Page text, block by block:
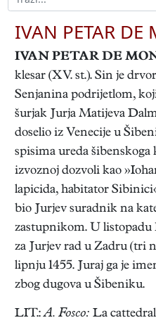
IVAN PETAR DE
IVAN PETAR DE
klesar (XV. st.). Sin je
Senjanina podrijetlom,
šurjak Jurja Matijeva
doselio iz Venecije u
spisima ureda šibenskoga
izvoznoj dozvoli kao
lapicida, habitator
bio Jurjev suradnik na
zastupnikom. U listopadu
za Jurjev rad u Zadru (tri
lipnju 1455. Juraj ga je
zbog dugova u Šibeniku.
LIT.:A. Fosco: La